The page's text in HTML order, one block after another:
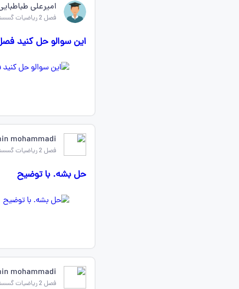
امیرعلی
فصل 2 ریاضیات گسسته دوازدهم
این سوالو حل کنید فصل ۲
mohammadi
فصل 2 ریاضیات گسسته دوازدهم
حل بشه. با توضیح
mohammadi
فصل 2 ریاضیات گسسته دوازدهم